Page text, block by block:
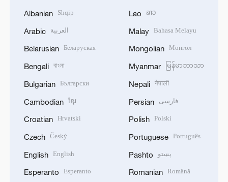
Albanian Shqip
Arabic العربية
Belarusian Беларуская
Bengali বাংলা
Bulgarian Български
Cambodian ខ្មែរ
Croatian Hrvatski
Czech Český
English English
Esperanto Esperanto
Lao ລາວ
Malay Bahasa Melayu
Mongolian Монгол
Myanmar မြန်မာဘာသာ
Nepali नेपाली
Persian فارسی
Polish Polski
Portuguese Português
Pashto پښتو
Romanian Română